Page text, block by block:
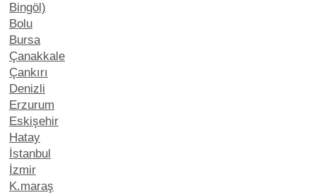
Bingöl)
Bolu
Bursa
Çanakkale
Çankırı
Denizli
Erzurum
Eskişehir
Hatay
İstanbul
İzmir
K.maraş